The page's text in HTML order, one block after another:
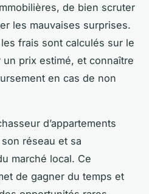
de bien scruter
les mauvaises surprises.
frais sont calculés sur le
prix estimé, et connaître
en cas de non
d’appartements
réseau et sa
marché local. Ce
de gagner du temps et